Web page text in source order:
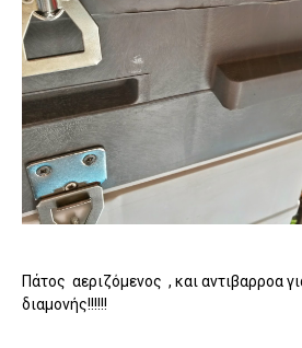
Πάτος αεριζόμενος , και αντιβαρροα
διαμονής!!!!!!